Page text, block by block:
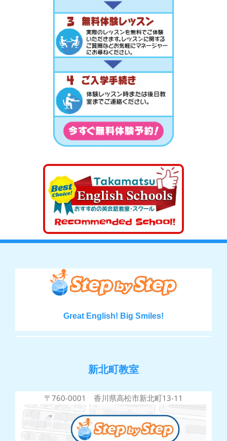
Great English! Big Smiles!
新北町教室
〒760-0001 香川県高松市新北町13-11